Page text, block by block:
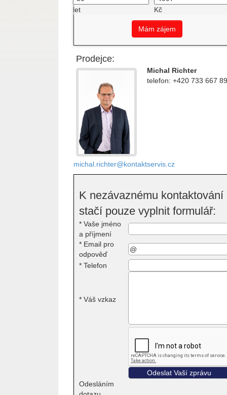
let Kč
Mám zájem
Prodejce:
Michal Richter
telefon: +420 733 667
michal.richter@kontaktservis.cz
K nezávaznému kontaktování
stačí pouze vyplnit formulář:
* Vaše jméno
a příjmení
* Email pro
odpověď
* Telefon
* Váš vzkaz
Odesláním